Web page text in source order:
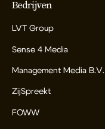
Bedrijven
LVT Group
Sense 4 Media
Management Media B.V.
ZijSpreekt
FOWW